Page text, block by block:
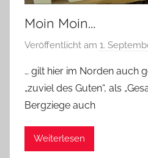
Moin Moin…
Veröffentlicht am 1.
… gilt hier im Norden auch
„zuviel des Guten“, als
Bergziege auch
Weiterlesen